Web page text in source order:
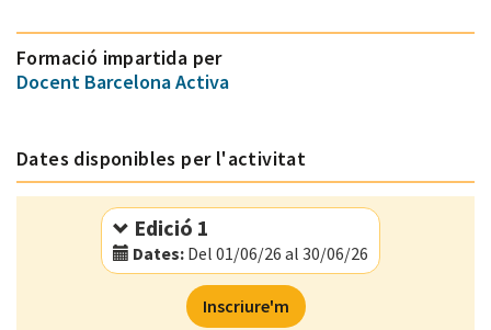
Formació impartida per
Docent Barcelona Activa
Dates disponibles per l'activitat
Edició 1
Dates:Del 01/06/26 al 30/06/26
Modalitat:
Online
Idioma: Català
Inscriure'm